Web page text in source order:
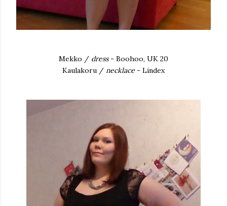
Mekko / dress- Boohoo, UK 20
Kaulakoru / necklace - Lindex